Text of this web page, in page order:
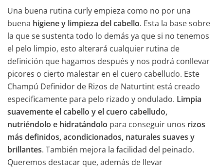
Una buena rutina curly empieza como no por una
buena higiene y limpieza del cabello. Esta la base sobre
la que se sustenta todo lo demás ya que si no tenemos
el pelo limpio, esto alterará cualquier rutina de
definición que hagamos después y nos podrá conllevar
picores o cierto malestar en el cuero cabelludo. Este
Champú Definidor de Rizos de Naturtint está creado
especificamente para pelo rizado y ondulado. Limpia
suavemente el cabello y el cuero cabelludo,
nutriéndolo e hidratándolo para conseguir unos rizos
más definidos, acondicionados, naturales suaves y
brillantes. También mejora la facilidad del peinado.
Queremos destacar que, además de llevar